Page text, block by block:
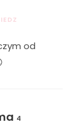
od
4